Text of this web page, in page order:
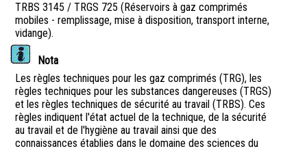
TRBS 3145 / TRGS 725 (Réservoirs à gaz comprimés
mobiles - remplissage, mise à disposition, transport interne,
vidange).
Nota
Les règles techniques pour les gaz comprimés (TRG), les
règles techniques pour les substances dangereuses (TRGS)
et les règles techniques de sécurité au travail (TRBS). Ces
règles indiquent l'état actuel de la technique, de la sécurité
au travail et de l'hygiène au travail ainsi que des
connaissances établies dans le domaine des sciences du